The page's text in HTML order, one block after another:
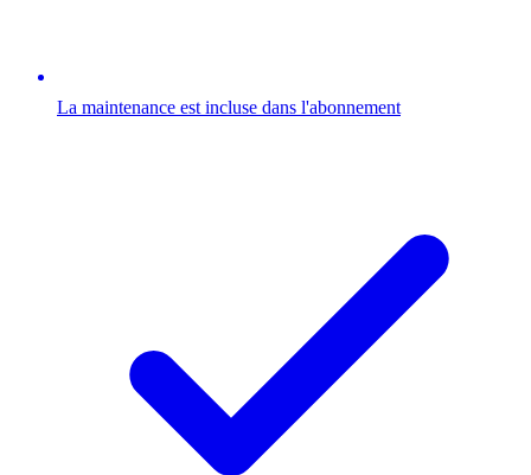
La maintenance est incluse dans l'abonnement